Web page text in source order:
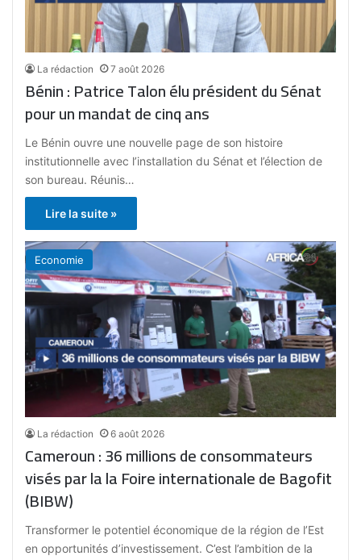
La rédaction 7 août 2026
Bénin : Patrice Talon élu président du Sénat
pour un mandat de cinq ans
Le Bénin ouvre une nouvelle page de son histoire
institutionnelle avec l’installation du Sénat et l’élection de
son bureau. Réunis…
Lire la suite »
Economie
La rédaction 6 août 2026
Cameroun : 36 millions de consommateurs
visés par la la Foire internationale de Bagofit
(BIBW)
Transformer le potentiel économique de la région de l’Est
en opportunités d’investissement. C’est l’ambition de la